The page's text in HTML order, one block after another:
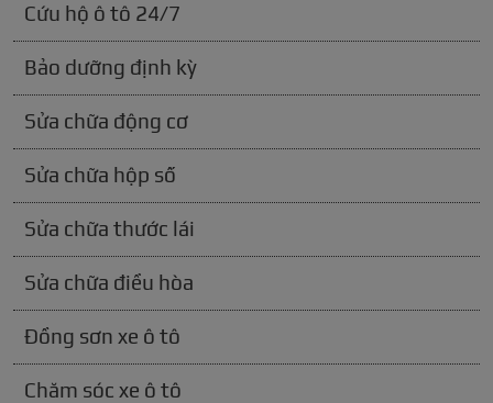
Cứu hộ ô tô 24/7
Bảo dưỡng định kỳ
Sửa chữa động cơ
Sửa chữa hộp số
Sửa chữa thước lái
Sửa chữa điều hòa
Đồng sơn xe ô tô
Chăm sóc xe ô tô